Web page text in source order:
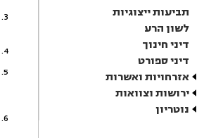
תביעות ייצוגיות
לשון הרע
דיני חינוך
דיני ספורט
אזרחויות ואשרות
ירושות וצוואות
נוטריון